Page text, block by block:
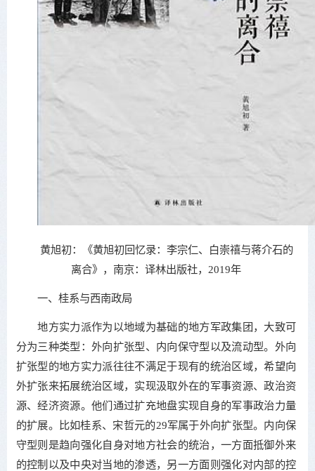
黄旭初：《黄旭初回忆录：李宗仁、白崇禧与蒋介石的
离合》，南京：译林出版社，2019年
一、桂系与西南政局
地方实力派作为以地域为基础的地方军政集团，大致可
分为三种类型：外向扩张型、内向保守型以及流动型。外向
扩张型的地方实力派往往不满足于现有的统治区域，希望向
外扩张来拓展统治区域，实现汲取外在的军事资源、政治资
源、经济资源。他们通过扩充地盘实现自身的军事政治力量
的扩展。比如桂系、宋哲元的29军属于外向扩张型。内向保
守型则是趋向强化自身对地方社会的统治，一方面抵御外来
的控制以及中央对当地的渗透，另一方面则强化对内部的控